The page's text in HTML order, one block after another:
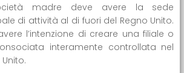
madre deve avere la sede
di attività al di fuori del Regno Unito.
l’intenzione di creare una filiale o
interamente controllata nel